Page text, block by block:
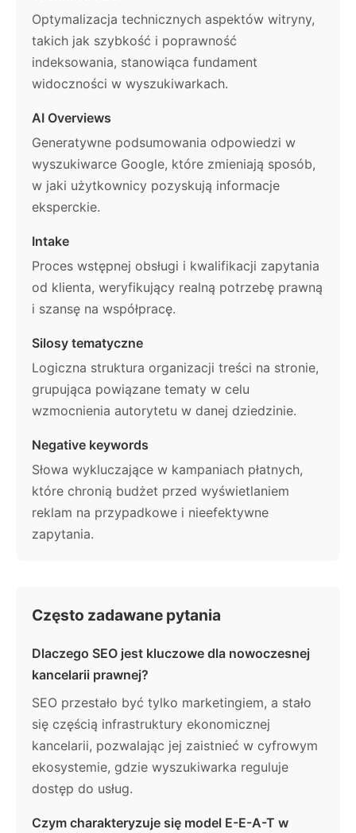
Optymalizacja technicznych aspektów witryny,
takich jak szybkość i poprawność
indeksowania, stanowiąca fundament
widoczności w wyszukiwarkach.
AI Overviews
Generatywne podsumowania odpowiedzi w
wyszukiwarce Google, które zmieniają sposób,
w jaki użytkownicy pozyskują informacje
eksperckie.
Intake
Proces wstępnej obsługi i kwalifikacji zapytania
od klienta, weryfikujący realną potrzebę prawną
i szansę na współpracę.
Silosy tematyczne
Logiczna struktura organizacji treści na stronie,
grupująca powiązane tematy w celu
wzmocnienia autorytetu w danej dziedzinie.
Negative keywords
Słowa wykluczające w kampaniach płatnych,
które chronią budżet przed wyświetlaniem
reklam na przypadkowe i nieefektywne
zapytania.
Często zadawane pytania
Dlaczego SEO jest kluczowe dla nowoczesnej
kancelarii prawnej?
SEO przestało być tylko marketingiem, a stało
się częścią infrastruktury ekonomicznej
kancelarii, pozwalając jej zaistnieć w cyfrowym
ekosystemie, gdzie wyszukiwarka reguluje
dostęp do usług.
Czym charakteryzuje się model E-E-A-T w